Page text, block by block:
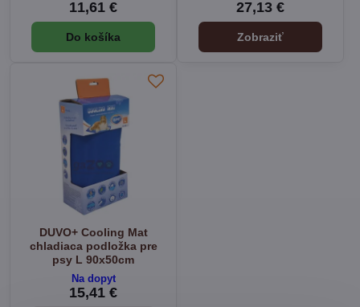
11,61 €
Do košíka
27,13 €
Zobraziť
DUVO+ Cooling Mat
chladiaca podložka pre
psy L 90x50cm
Na dopyt
15,41 €